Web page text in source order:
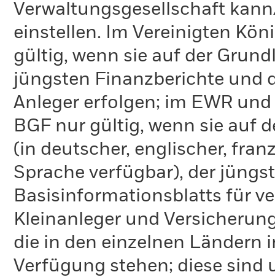
Verwaltungsgesellschaft
einstellen. Im Vereinigten
gültig, wenn sie auf der
jüngsten Finanzberichte und
Anleger erfolgen; im EWR
BGF nur gültig, wenn sie auf
(in deutscher, englischer,
Sprache verfügbar), der
Basisinformationsblatts für
Kleinanleger und
die in den einzelnen Ländern
Verfügung stehen; diese sind